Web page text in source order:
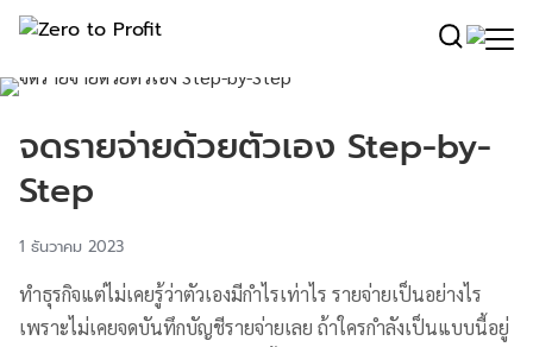
จดรายจ่ายด้วยตัวเอง Step-by-
Step
1 ธันวาคม 2023
ทำธุรกิจแต่ไม่เคยรู้ว่าตัวเองมีกำไรเท่าไร รายจ่ายเป็นอย่างไร
เพราะไม่เคยจดบันทึกบัญชีรายจ่ายเลย ถ้าใครกำลังเป็นแบบนี้อยู่